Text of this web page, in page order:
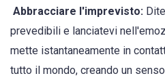
Abbracciare l'imprevisto:
prevedibili e lanciatevi
mette istantaneamente in
tutto il mondo, creando un